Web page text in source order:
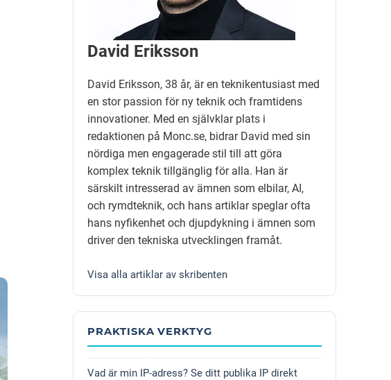
David Eriksson
David Eriksson, 38 år, är en teknikentusiast med
en stor passion för ny teknik och framtidens
innovationer. Med en självklar plats i
redaktionen på Monc.se, bidrar David med sin
nördiga men engagerade stil till att göra
komplex teknik tillgänglig för alla. Han är
särskilt intresserad av ämnen som elbilar, AI,
och rymdteknik, och hans artiklar speglar ofta
hans nyfikenhet och djupdykning i ämnen som
driver den tekniska utvecklingen framåt.
Visa alla artiklar av skribenten
PRAKTISKA VERKTYG
Vad är min IP-adress? Se ditt publika IP direkt